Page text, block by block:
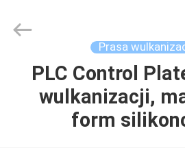
DOM
PRODUKTY
Technology
Prasa
PLC Control
wulkanizacji,
form